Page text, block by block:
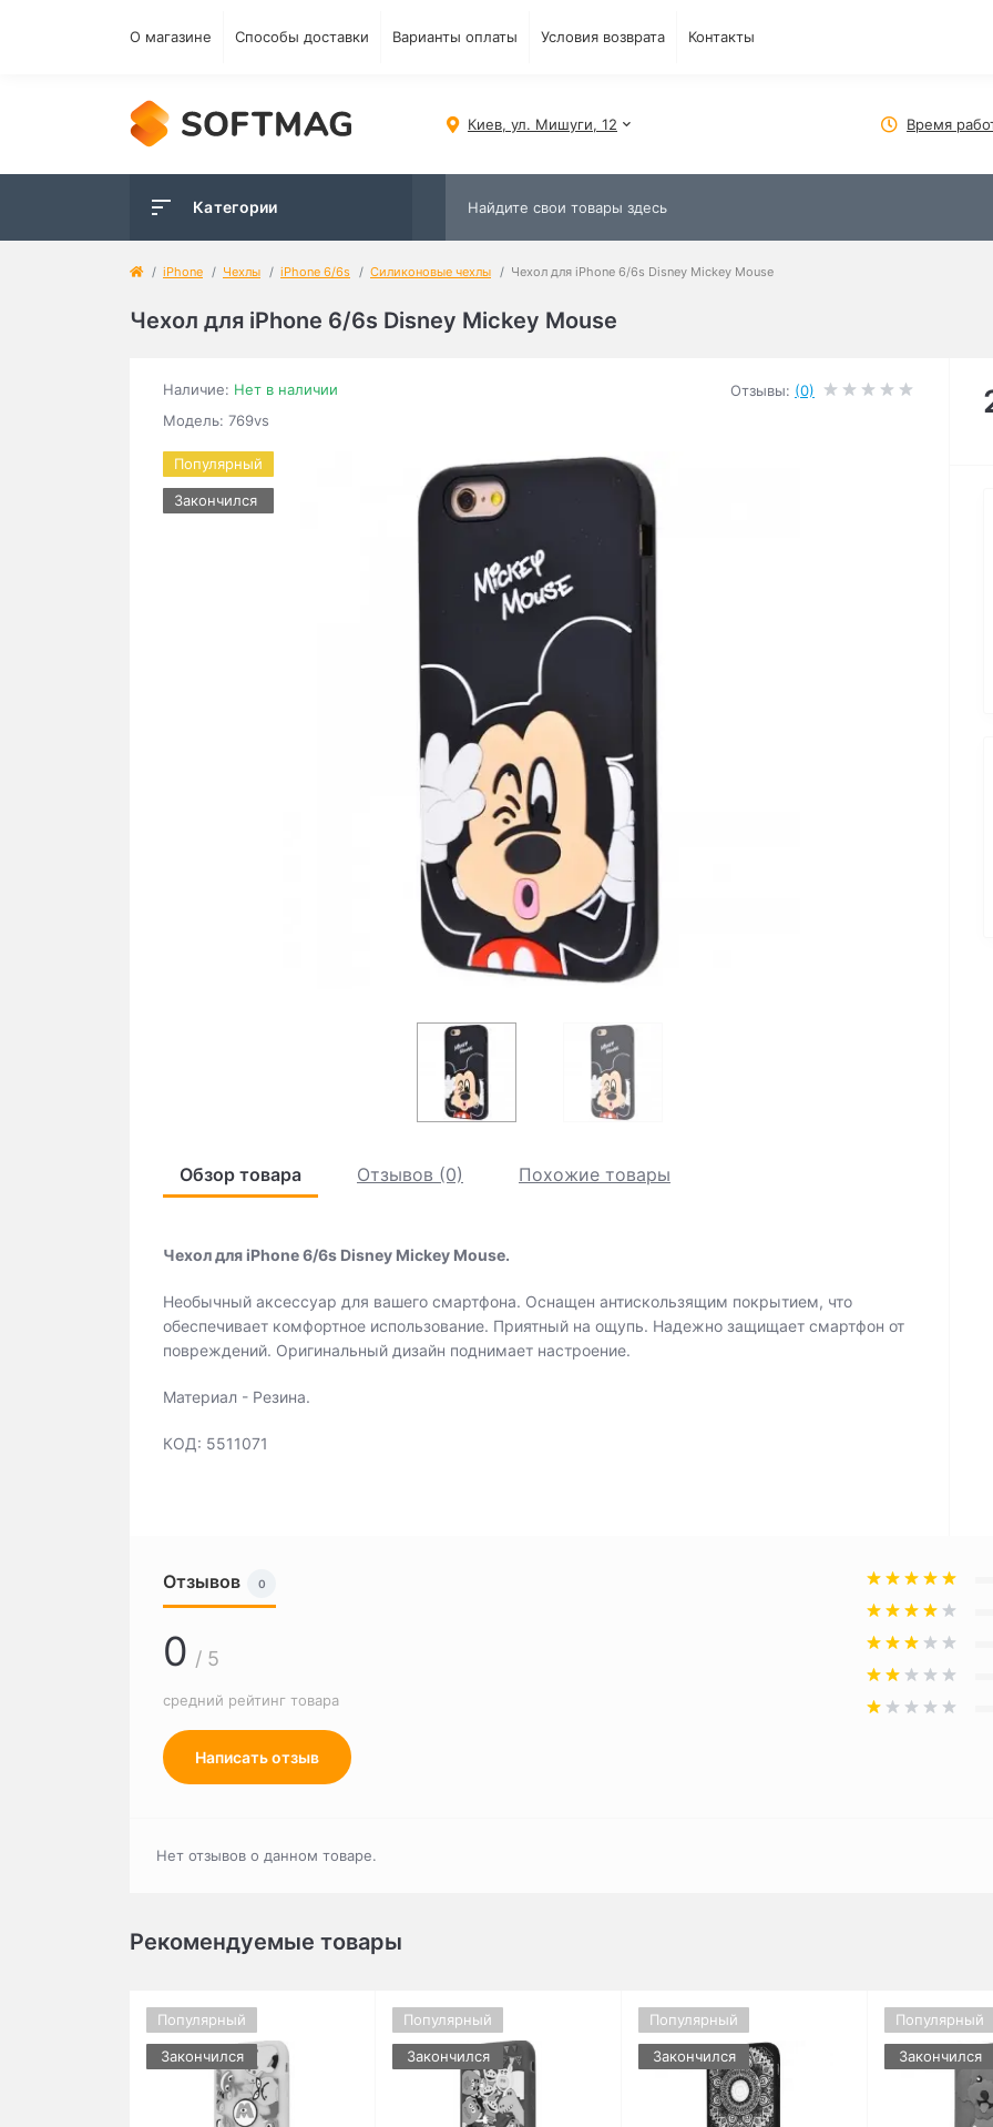
О магазине Способы доставки Варианты оплаты Условия возврата Контакты
Киев, ул. Мишуги, 12 Время
Категории
iPhone Чехлы iPhone 6/6s Силиконовые чехлы Чехол для iPhone 6/6s Disney Mickey Mouse
Чехол для iPhone 6/6s Disney Mickey Mouse
Наличие: Нет в наличии
Модель: 769vs
Отзывы: (0)
Популярный
Закончился
Обзор товара Отзывов (0) Похожие товары
Чехол для iPhone 6/6s Disney Mickey Mouse.
Необычный аксессуар для вашего смартфона. Оснащен антискользящим покрытием, что
обеспечивает комфортное использование. Приятный на ощупь. Надежно защищает смартфон от
повреждений. Оригинальный дизайн поднимает настроение.
Материал - Резина.
КОД: 5511071
Отзывов 0
0 / 5
средний рейтинг товара
Написать отзыв
Нет отзывов о данном товаре.
Рекомендуемые товары
Популярный
Закончился
Популярный
Закончился
Популярный
Закончился
Популярный
Закончился